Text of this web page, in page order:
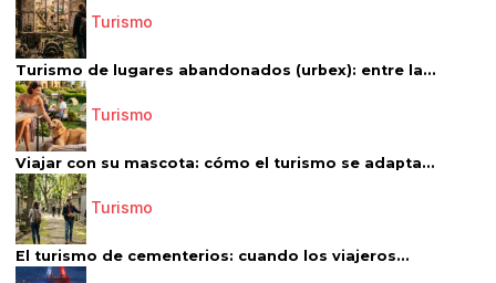
Turismo
Turismo de lugares abandonados (urbex): entre la...
Turismo
Viajar con su mascota: cómo el turismo se adapta...
Turismo
El turismo de cementerios: cuando los viajeros...